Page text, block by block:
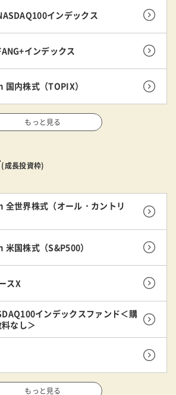
インデックス
インデックス
内株式（TOPIX）
もっと見る
(成長投資枠)
全世界株式（オール・カントリ
国株式（S&P500）
スX
インデックスファンド＜購
なし＞
もっと見る